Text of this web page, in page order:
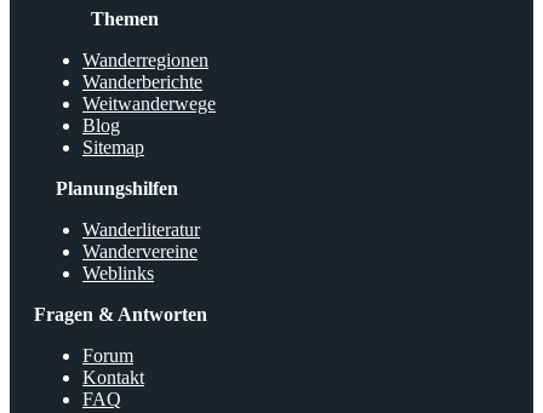
Themen
Wanderregionen
Wanderberichte
Weitwanderwege
Blog
Sitemap
Planungshilfen
Wanderliteratur
Wandervereine
Weblinks
Fragen & Antworten
Forum
Kontakt
FAQ